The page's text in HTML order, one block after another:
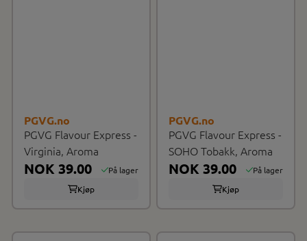
PGVG.no
PGVG Flavour Express -
Virginia, Aroma
NOK 39.00
På lager
Kjøp
PGVG.no
PGVG Flavour Express -
SOHO Tobakk, Aroma
NOK 39.00
På lager
Kjøp